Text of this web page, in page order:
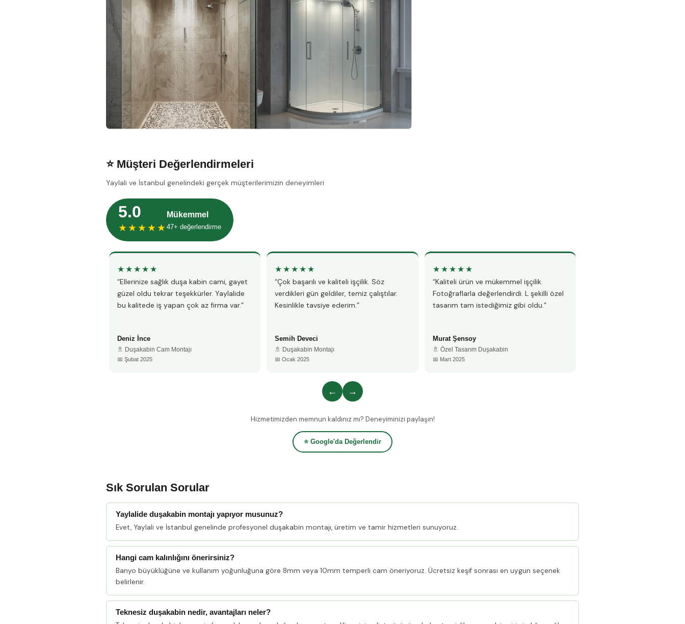
⭐ Müşteri Değerlendirmeleri
Yaylali ve İstanbul genelindeki gerçek müşterilerimizin deneyimleri
5.0
★★★★★
Mükemmel
47+ değerlendirme
★★★★★
“Ellerinize sağlık duşa kabin cami, gayet
güzel oldu tekrar teşekkürler. Yaylalide
bu kalitede iş yapan çok az firma var.”
Deniz İnce
🚿 Duşakabin Cam Montajı
📅 Şubat 2025
★★★★★
“Çok başarılı ve kaliteli işçilik. Söz
verdikleri gün geldiler, temiz çalıştılar.
Kesinlikle tavsiye ederim.”
Semih Deveci
🚿 Duşakabin Montajı
📅 Ocak 2025
★★★★★
“Kaliteli ürün ve mükemmel işçilik.
Fotoğraflarla değerlendirdi. L şekilli özel
tasarım tam istediğimiz gibi oldu.”
Murat Şensoy
🚿 Özel Tasarım Duşakabin
📅 Mart 2025
← →
Hizmetimizden memnun kaldınız mı? Deneyiminizi paylaşın!
⭐ Google'da Değerlendir
Sık Sorulan Sorular
Yaylalide duşakabin montajı yapıyor musunuz?
Evet, Yaylali ve İstanbul genelinde profesyonel duşakabin montajı, üretim ve tamir hizmetleri sunuyoruz.
Hangi cam kalınlığını önerirsiniz?
Banyo büyüklüğüne ve kullanım yoğunluğuna göre 8mm veya 10mm temperli cam öneriyoruz. Ücretsiz keşif sonrası en uygun seçenek
belirlenir.
Teknesiz duşakabin nedir, avantajları neler?